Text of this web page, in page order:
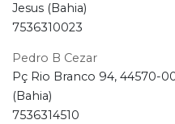
Jesus (Bahia)
7536310023
Pedro B Cezar
Pç Rio Branco 94, 44570-
(Bahia)
7536314510